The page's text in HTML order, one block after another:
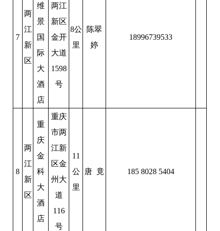
7
两
江
新
区
维
景
国
际
大
酒
店
两江
新区
金开
大道
1598
号
8公
里
陈翠
婷
18996739533
8
两
江
新
区
重
庆
金
科
大
酒
店
重庆
市两
江新
区金
州大
道
116
号
11
公
里
唐 竟 185 8028 5404